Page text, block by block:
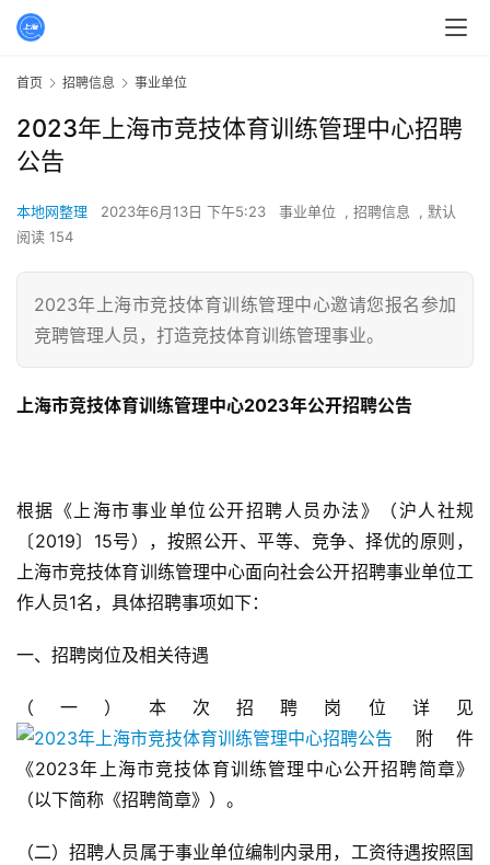
首页 招聘信息 事业单位
2023年上海市竞技体育训练管理中心招聘
公告
本地网整理 2023年6月13日 下午5:23 事业单位 , 招聘信息 , 默认
阅读 154
2023年上海市竞技体育训练管理中心邀请您报名参加
竞聘管理人员，打造竞技体育训练管理事业。
上海市竞技体育训练管理中心2023年公开招聘公告
根据《上海市事业单位公开招聘人员办法》（沪人社规
〔2019〕15号），按照公开、平等、竞争、择优的原则，
上海市竞技体育训练管理中心面向社会公开招聘事业单位工
作人员1名，具体招聘事项如下：
一、招聘岗位及相关待遇
（一）本次招聘岗位详见
附件
《2023年上海市竞技体育训练管理中心公开招聘简章》
（以下简称《招聘简章》）。
（二）招聘人员属于事业单位编制内录用，工资待遇按照国